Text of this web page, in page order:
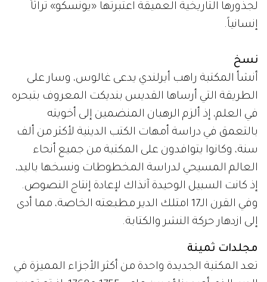
لجذورها التاريخية العميقة اعتبرتها «يونسكو» تراثاً
إنسانياً.
نسخ
أنشأ المكتبة راهب أيرلندي يدعى غالوس، وسار على
الطريقة التي أرساها القديس بنديكت المعروف بتبحره
في العلم، إذ ألزم الرهبان المنضمين إلى أخويته
بالتعمق في دراسة أمهات الكتب الدينية لأكثر من ألف
سنة، وكانوا يتوافدون على المكتبة من جميع أنحاء
العالم المسيحي لدراسة المخطوطات ونسخها باليد،
إذ كانت السبيل الوحيدة آنذاك لإعادة إنتاج النصوص.
وفي القرن الـ17 امتلك الدير مطبعته الخاصة، مما أدى
إلى ازدهار حركة النشر والكتابة.
مجلدات ثمينة
تعد المكتبة الجديدة واحدة من أكثر الأجزاء المميزة في